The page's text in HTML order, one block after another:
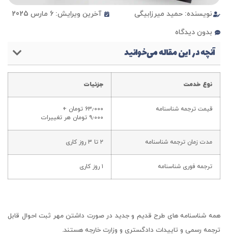
نویسنده:حمید میرزابیگی
آخرین ویرایش: 6 مارس 2025
بدون دیدگاه
آنچه در این مقاله می‌خوانید
نوع خدمت جزئیات
قیمت ترجمه شناسنامه ۶۳٫۰۰۰ تومان
+
۹٫۰۰۰ تومان
هر تغییرات
مدت زمان ترجمه شناسنامه
ترجمه فوری شناسنامه
همه شناسنامه های طرح قدیم و جدید در صورت داشتن مهر ثبت احوال قابل
ترجمه رسمی و تاییدات دادگستری و وزارت خارجه هستند.